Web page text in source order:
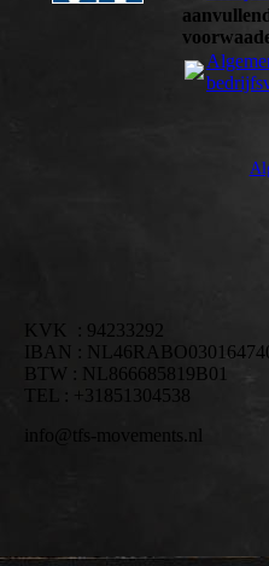
KVK : 94233292
IBAN :
BTW : NL866685819B01
TEL : +31851304538
info@tfs-movements.nl